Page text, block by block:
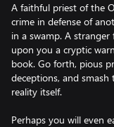
A faithful priest of the
crime in defense of
in a swamp. A
upon you a cryptic
book. Go forth, pious
deceptions, and
reality itself.
Perhaps you will even